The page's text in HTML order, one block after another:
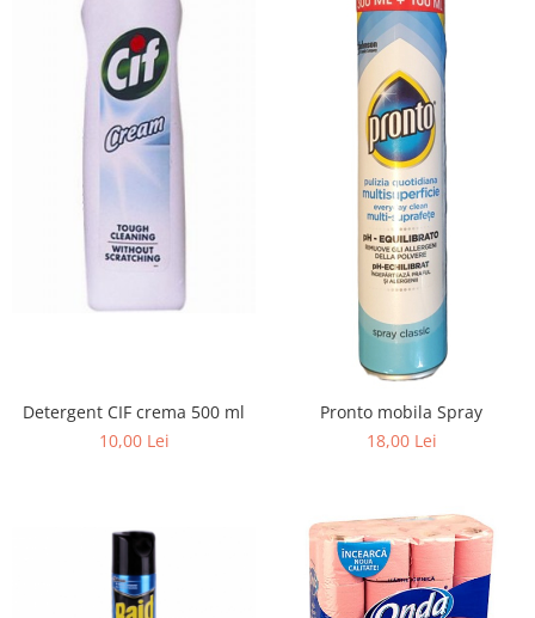
Detergent CIF crema 500 ml
10,00 Lei
Pronto mobila Spray
18,00 Lei